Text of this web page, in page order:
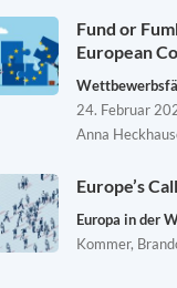
Fund or
European
24. Februar
Anna
Europe’s
Europa in der
Kommer,